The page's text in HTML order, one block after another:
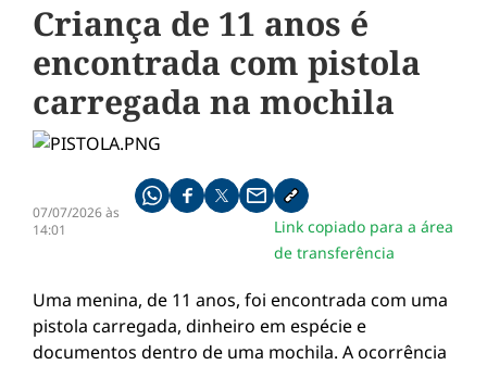
Criança de 11 anos é
encontrada com pistola
carregada na mochila
07/07/2026 às
14:01
Compartilhe pelo whatsapp
Compartilhar no facebook
Compartilhar no twitter
Compartilhe pelo email
Copiar link da notícia
Link copiado para a área
de transferência
Uma menina, de 11 anos, foi encontrada com uma
pistola carregada, dinheiro em espécie e
documentos dentro de uma mochila. A ocorrência